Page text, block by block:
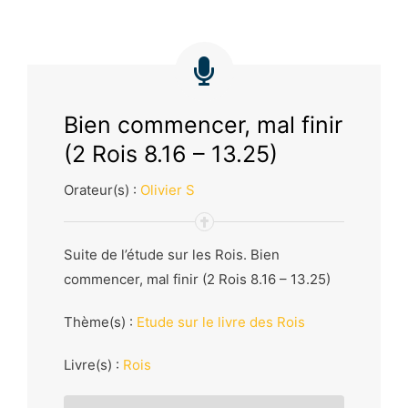
Bien commencer, mal finir
(2 Rois 8.16 – 13.25)
Orateur(s) : Olivier S
Suite de l’étude sur les Rois. Bien
commencer, mal finir (2 Rois 8.16 – 13.25)
Thème(s) : Etude sur le livre des Rois
Livre(s) : Rois